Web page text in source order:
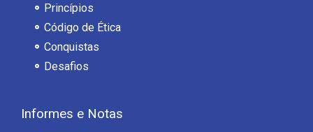
Princípios
Código de Ética
Conquistas
Desafios
Informes e Notas